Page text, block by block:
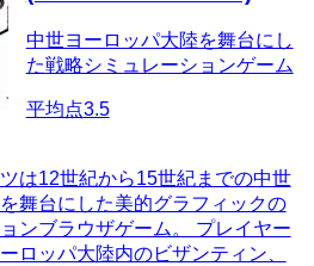
中世ヨーロッパ大陸を舞台にし
た戦略シミュレーションゲーム
平均点3.5
は12世紀から15世紀までの中世
舞台にした美的グラフィックの
ンブラウザゲーム。 プレイヤー
ロッパ大陸内のビザンティン、